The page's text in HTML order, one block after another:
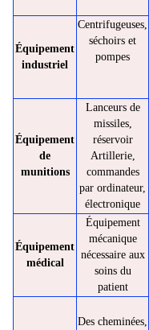
Équipement
industriel
Centrifugeuses,
séchoirs et
pompes
Équipement
de
munitions
Lanceurs de
missiles,
réservoir
Artillerie,
commandes
par ordinateur,
électronique
Équipement
médical
Équipement
mécanique
nécessaire aux
soins du
patient
Des cheminées,